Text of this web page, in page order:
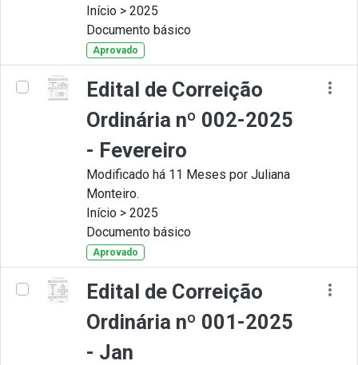
Início > 2025
Documento básico
Aprovado
Edital de Correição
Ordinária nº 002-2025
- Fevereiro
Modificado há 11 Meses por Juliana
Monteiro.
Início > 2025
Documento básico
Aprovado
Edital de Correição
Ordinária nº 001-2025
- Jan